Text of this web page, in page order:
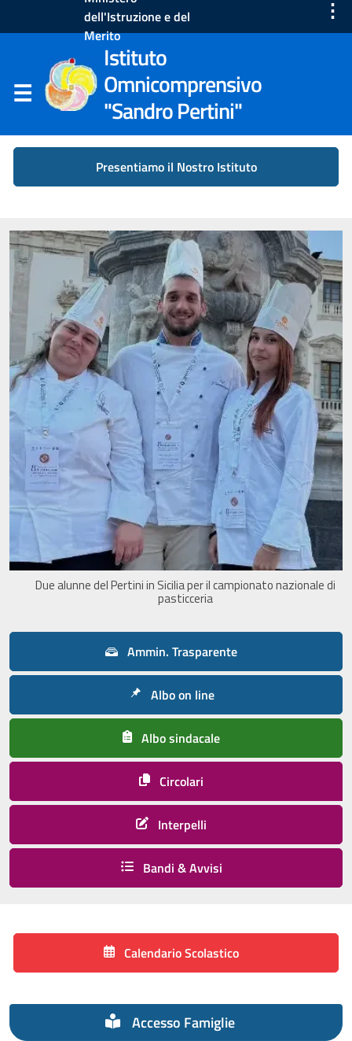
dell'Istruzione e del
Merito
⋮
Istituto
Omnicomprensivo
"Sandro Pertini"
Presentiamo il Nostro Istituto
Due alunne del Pertini in Sicilia per il campionato nazionale di
pasticceria
Ammin. Trasparente
Albo on line
Albo sindacale
Circolari
Interpelli
Bandi & Avvisi
Calendario Scolastico
Accesso Famiglie